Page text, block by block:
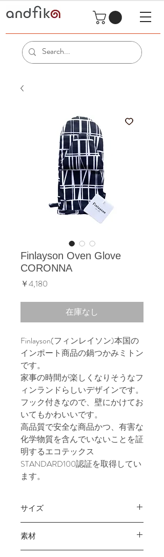
Finlayson Oven Glove
CORONNA
￥4,180
在庫なし
Finlayson(フィンレイソン)本国の
インポート商品の鍋つかみミトン
です。
家事の時間が楽しくなりそうなフ
ィンランドらしいデザインです。
フック付きなので、壁にかけてお
いてもかわいいです。
高品質で安全な商品かつ、有害な
化学物質を含んでいないことを証
明するエコテックス
STANDARD100認証を取得してい
ます。
サイズ
素材